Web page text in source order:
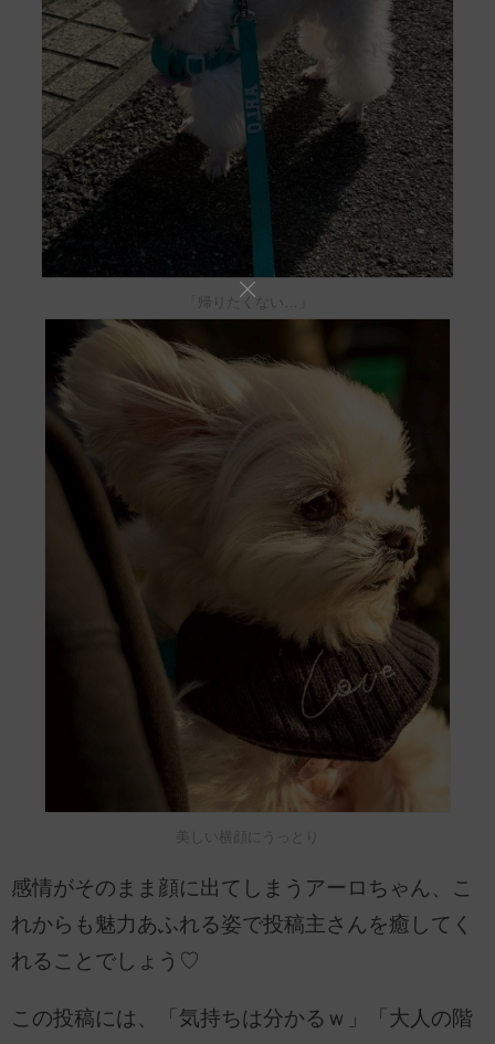
「帰りたくない…」
美しい横顔にうっとり
感情がそのまま顔に出てしまうアーロちゃん、こ
れからも魅力あふれる姿で投稿主さんを癒してく
れることでしょう♡
この投稿には、「気持ちは分かるｗ」「大人の階